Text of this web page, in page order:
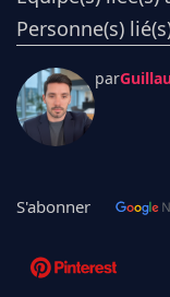
Personne(s)
par
S'abonner